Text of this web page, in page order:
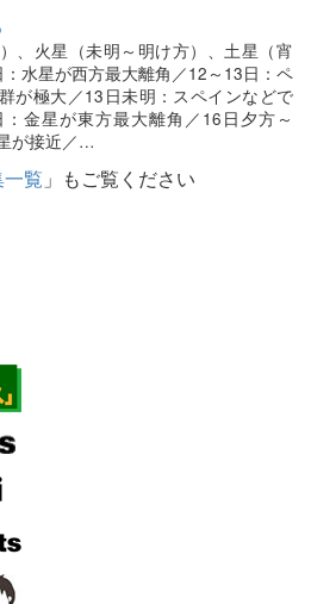
、火星（未明～明け方）、土星（宵
：水星が西方最大離角／12～13日：ペ
が極大／13日未明：スペインなどで
金星が東方最大離角／16日夕方～
が接近／…
覧 」もご覧ください